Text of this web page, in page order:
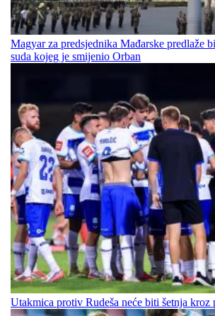
Magyar za predsjednika Mađarske predlaže
suda kojeg je smijenio Orban
Utakmica protiv Rudeša neće biti šetnja kroz